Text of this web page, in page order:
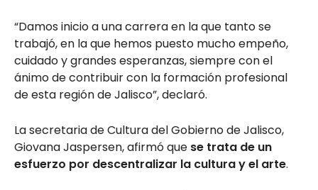
“Damos inicio a una carrera en la que tanto se
trabajó, en la que hemos puesto mucho empeño,
cuidado y grandes esperanzas, siempre con el
ánimo de contribuir con la formación profesional
de esta región de Jalisco”, declaró.
La secretaria de Cultura del Gobierno de Jalisco,
Giovana Jaspersen, afirmó que se trata de un
esfuerzo por descentralizar la cultura y el arte.